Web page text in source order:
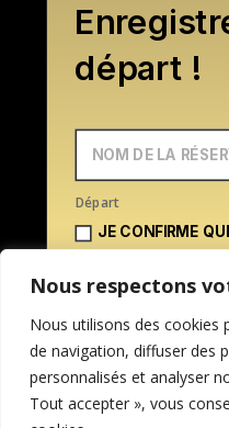
Nous respectons
Nous utilisons des cookies
de navigation, diffuser des
personnalisés et analyser
Tout accepter », vous
départ !
Départ
JE CONFIRME